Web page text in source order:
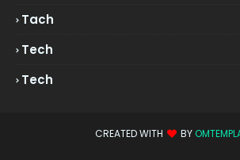
Tach
Tech
Tech
CREATED WITH BY